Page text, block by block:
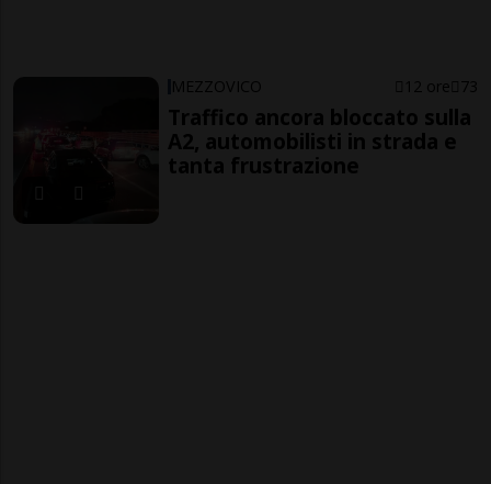
MEZZOVICO 12 ore 73
Traffico ancora bloccato sulla
A2, automobilisti in strada e
tanta frustrazione